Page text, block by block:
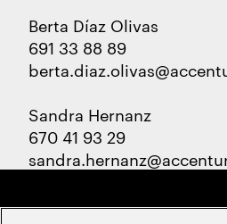
Berta Díaz Olivas
691 33 88 89
Sandra Hernanz
670 41 93 29